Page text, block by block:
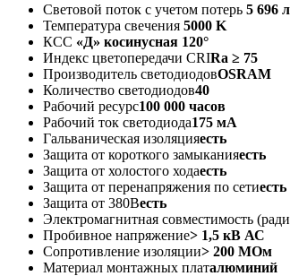
Световой поток с учетом потерь 5 696
Температура свечения 5000 K
КСС «Д» косинусная 120°
Индекс цветопередачи CRIRa ≥ 75
Производитель светодиодовOSRAM
Количество светодиодов40
Рабочий ресурс100 000 часов
Рабочий ток светодиода175 мА
Гальваническая изоляцияесть
Защита от короткого замыканияесть
Защита от холостого ходаесть
Защита от перенапряжения по сетиесть
Защита от 380Весть
Электромагнитная совместимость
Пробивное напряжение> 1,5 кВ АС
Сопротивление изоляции> 200 МОм
Материал монтажных платалюминий